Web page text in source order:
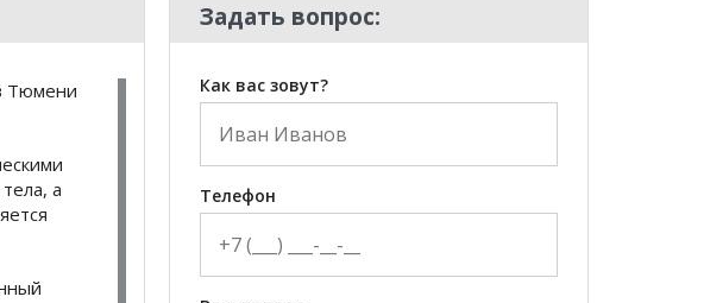
Тюмени
а
Задать вопрос:
Как вас зовут?
Телефон